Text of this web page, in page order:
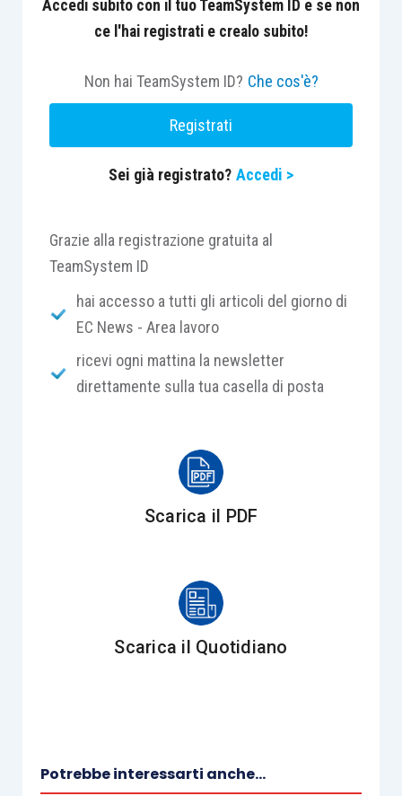
condizioni di salute fisica e mentale più precarie
prevalenza di patologie muscoloscheletriche
rispetto agli uomini. Le lavoratrici hanno riferito
non solo una peggiore salute fisica e mentale
limitazioni nelle loro attività quotidiane a causa di
dal lavoro per motivi di salute.
Accedi subito con il tuo TeamSystem ID e se non
ce l'hai registrati e crealo subito!
Non hai TeamSystem ID? Che cos'è?
Registrati
Sei già registrato? Accedi >
Grazie alla registrazione gratuita al
TeamSystem ID
hai accesso a tutti gli articoli del giorno di
EC News - Area lavoro
ricevi ogni mattina la newsletter
direttamente sulla tua casella di posta
Scarica il PDF
Scarica il Quotidiano
Potrebbe interessarti anche...